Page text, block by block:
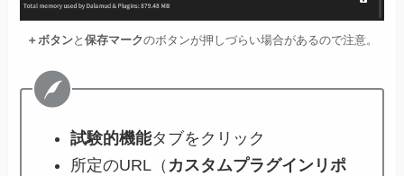
＋ボタンと 保存マークのボタンが押しづらい場合があるので注意。
試験的機能タブをクリック
所定のURL（ カスタムプラグインリポ